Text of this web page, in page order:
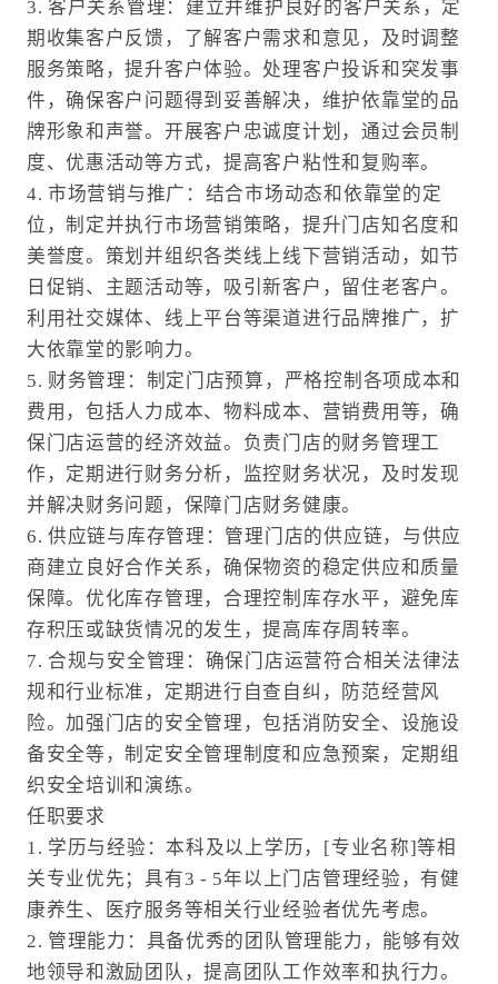
3. 客户关系管理：建立并维护良好的客户关系，定
期收集客户反馈，了解客户需求和意见，及时调整
服务策略，提升客户体验。处理客户投诉和突发事
件，确保客户问题得到妥善解决，维护依靠堂的品
牌形象和声誉。开展客户忠诚度计划，通过会员制
度、优惠活动等方式，提高客户粘性和复购率。
4. 市场营销与推广：结合市场动态和依靠堂的定
位，制定并执行市场营销策略，提升门店知名度和
美誉度。策划并组织各类线上线下营销活动，如节
日促销、主题活动等，吸引新客户，留住老客户。
利用社交媒体、线上平台等渠道进行品牌推广，扩
大依靠堂的影响力。
5. 财务管理：制定门店预算，严格控制各项成本和
费用，包括人力成本、物料成本、营销费用等，确
保门店运营的经济效益。负责门店的财务管理工
作，定期进行财务分析，监控财务状况，及时发现
并解决财务问题，保障门店财务健康。
6. 供应链与库存管理：管理门店的供应链，与供应
商建立良好合作关系，确保物资的稳定供应和质量
保障。优化库存管理，合理控制库存水平，避免库
存积压或缺货情况的发生，提高库存周转率。
7. 合规与安全管理：确保门店运营符合相关法律法
规和行业标准，定期进行自查自纠，防范经营风
险。加强门店的安全管理，包括消防安全、设施设
备安全等，制定安全管理制度和应急预案，定期组
织安全培训和演练。
任职要求
1. 学历与经验：本科及以上学历，[专业名称]等相
关专业优先；具有3 - 5年以上门店管理经验，有健
康养生、医疗服务等相关行业经验者优先考虑。
2. 管理能力：具备优秀的团队管理能力，能够有效
地领导和激励团队，提高团队工作效率和执行力。